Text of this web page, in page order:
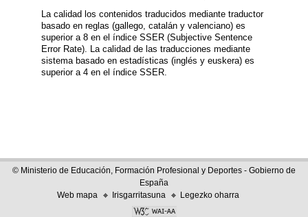
La calidad los contenidos traducidos mediante traductor
basado en reglas (gallego, catalán y valenciano) es
superior a 8 en el índice SSER (Subjective Sentence
Error Rate). La calidad de las traducciones mediante
sistema basado en estadísticas (inglés y euskera) es
superior a 4 en el índice SSER.
© Ministerio de Educación, Formación Profesional y Deportes - Gobierno de
España
Web mapa
Irisgarritasuna Legezko oharra